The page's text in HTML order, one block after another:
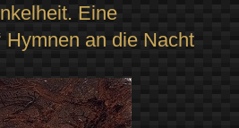
Eine
Hymnen an die Nacht